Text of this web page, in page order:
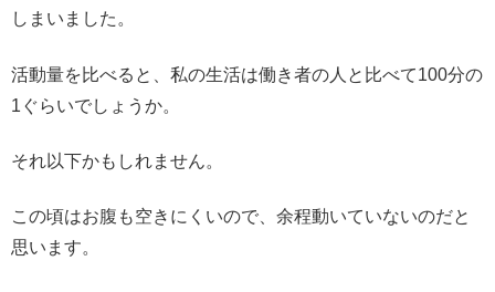
しまいました。
活動量を比べると、私の生活は働き者の人と比べて100分の
1ぐらいでしょうか。
それ以下かもしれません。
この頃はお腹も空きにくいので、余程動いていないのだと
思います。